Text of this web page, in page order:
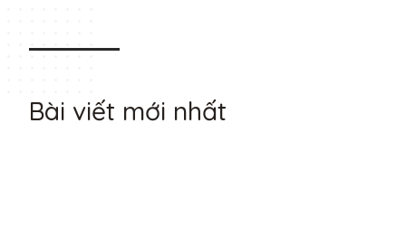
Bài viết mới nhất